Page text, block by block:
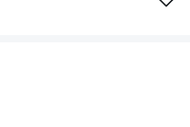
для кошачьего